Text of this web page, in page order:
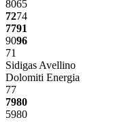
8065
7274
7791
9096
71
Sidigas Avellino
Dolomiti Energia
77
7980
5980